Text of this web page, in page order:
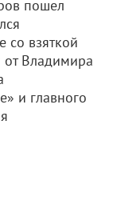
пошел
взяткой
Владимира
и главного